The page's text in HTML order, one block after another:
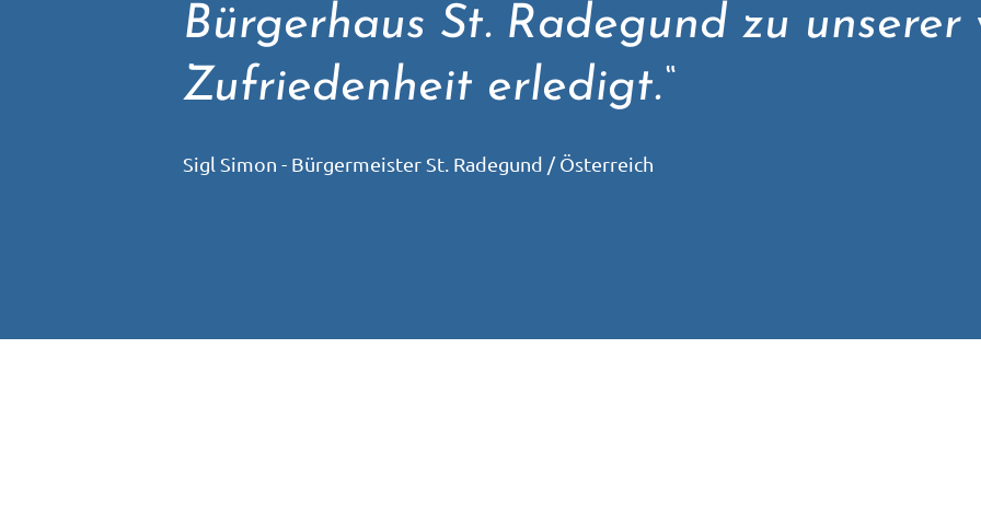
Bürgerhaus St. Radegund zu unserer
Zufriedenheit erledigt.“
Sigl Simon - Bürgermeister St. Radegund / Österreich